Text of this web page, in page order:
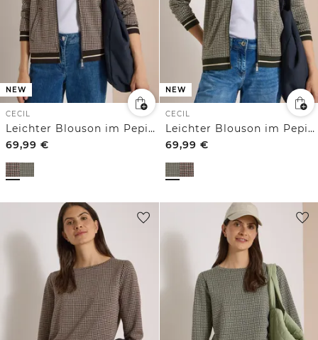
NEW
CECIL
Leichter Blouson im Pepita-Look
69,99 €
NEW
CECIL
Leichter Blouson im Pepita-Look
69,99 €